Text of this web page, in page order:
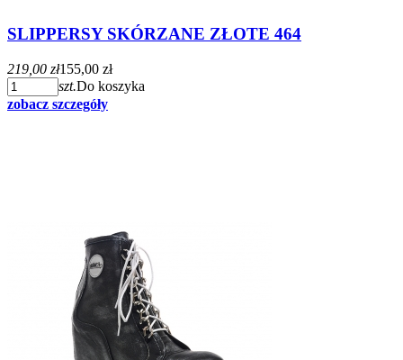
SLIPPERSY SKÓRZANE ZŁOTE 464
219,00 zł155,00 zł
szt.Do koszyka
zobacz szczegóły